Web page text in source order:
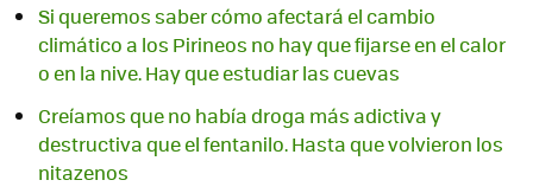
Si queremos saber cómo afectará el cambio
climático a los Pirineos no hay que fijarse en el calor
o en la nive. Hay que estudiar las cuevas
Creíamos que no había droga más adictiva y
destructiva que el fentanilo. Hasta que volvieron los
nitazenos